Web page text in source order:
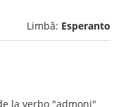
Limbă: Esperanto
la verbo "admoni"